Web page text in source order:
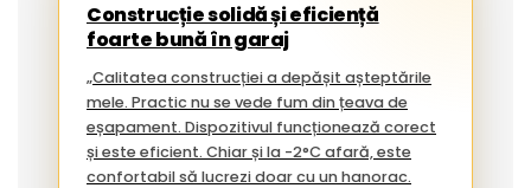
Construcție solidă și eficiență
foarte bună în garaj
„Calitatea construcției a depășit așteptările
mele. Practic nu se vede fum din țeava de
eșapament. Dispozitivul funcționează corect
și este eficient. Chiar și la -2°C afară, este
confortabil să lucrezi doar cu un hanorac.